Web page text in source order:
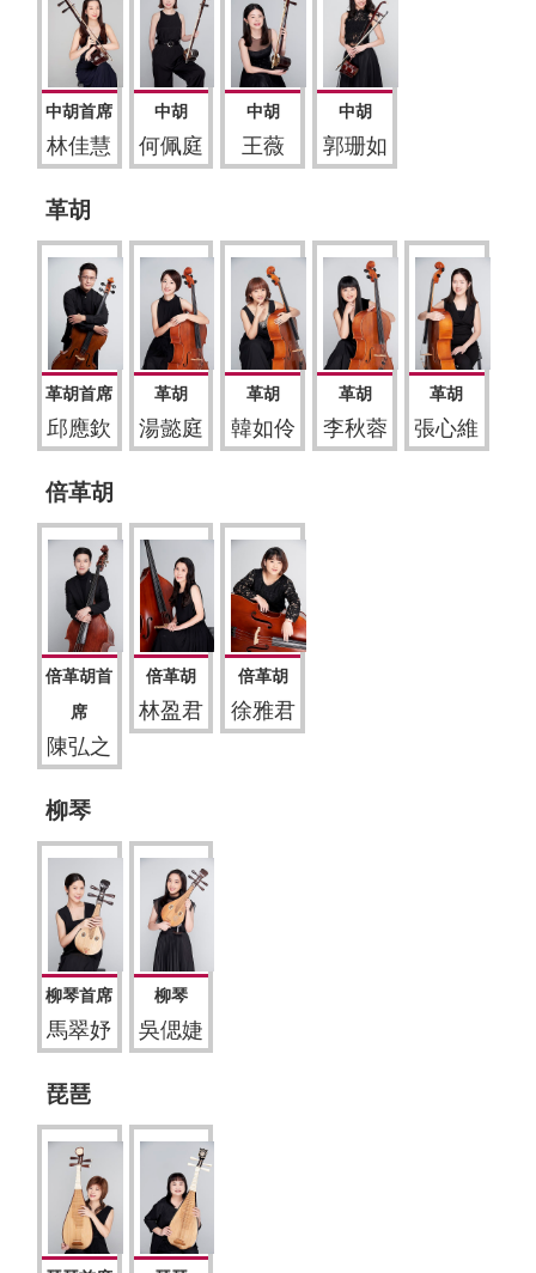
中胡首席
林佳慧
中胡
何佩庭
中胡
王薇
中胡
郭珊如
革胡
革胡首席
邱應欽
革胡
湯懿庭
革胡
韓如伶
革胡
李秋蓉
革胡
張心維
倍革胡
倍革胡首
席
陳弘之
倍革胡
林盈君
倍革胡
徐雅君
柳琴
柳琴首席
馬翠妤
柳琴
吳偲婕
琵琶